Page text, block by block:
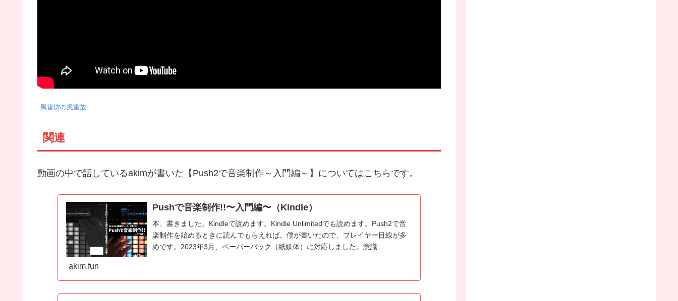
風雷坊の風雷放
関連
動画の中で話しているakimが書いた【Push2で音楽制作～入門編～】についてはこちらです。
Pushで音楽制作!!〜入門編〜（Kindle）
本、書きました。Kindleで読めます。Kindle Unlimitedでも読めます。Push2で音
楽制作を始めるときに読んでもらえれば。僕が書いたので、プレイヤー目線が多
めです。2023年3月、ペーパーバック（紙媒体）に対応しました。意識...
akim.fun